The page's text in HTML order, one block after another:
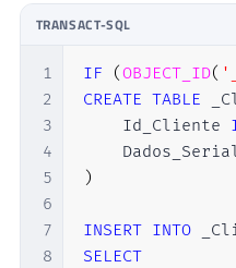
TRANSACT-SQL
1
2
3
4
5
6
7
8
IF (OBJECT_ID(
CREATE TABLE
    Id_Cliente
)
INSERT INTO
SELECT